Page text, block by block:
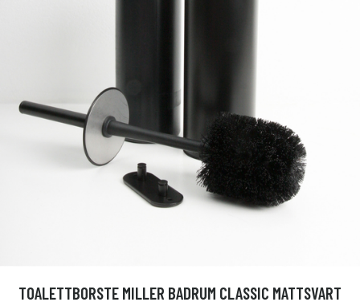
TOALETTBORSTE MILLER BADRUM CLASSIC MATTSVART